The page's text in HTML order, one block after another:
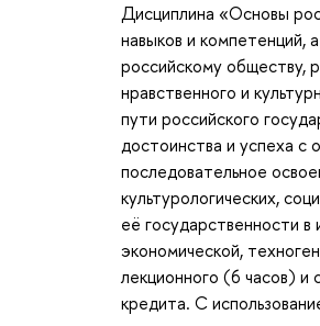
Дисциплина «Основы
навыков и компетенций,
российскому обществу,
нравственного и
пути российского
достоинства и успеха с
последовательное
культурологических,
её государственности в
экономической,
лекционного (6 часов) и
кредита. С